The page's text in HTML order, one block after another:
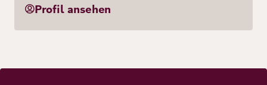
Profil ansehen